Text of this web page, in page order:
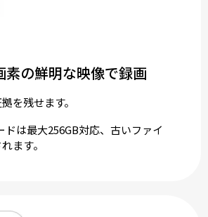
素の鮮明な映像で録画
を残せます。
は最大256GB対応、古いファイ
ます。